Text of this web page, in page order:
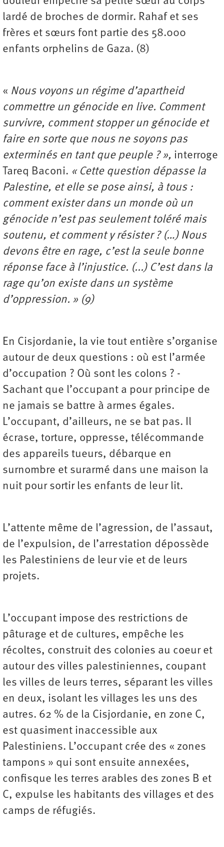
lardé de broches de dormir. Rahaf et ses
frères et sœurs font partie des 58.000
enfants orphelins de Gaza. (8)
« Nous voyons un régime d’apartheid
commettre un génocide en live. Comment
survivre, comment stopper un génocide et
faire en sorte que nous ne soyons pas
exterminés en tant que peuple ? », interroge
Tareq Baconi. « Cette question dépasse la
Palestine, et elle se pose ainsi, à tous :
comment exister dans un monde où un
génocide n’est pas seulement toléré mais
soutenu, et comment y résister ? (…) Nous
devons être en rage, c’est la seule bonne
réponse face à l’injustice. (...) C’est dans la
rage qu’on existe dans un système
d’oppression. » (9)
En Cisjordanie, la vie tout entière s’organise
autour de deux questions : où est l’armée
d’occupation ? Où sont les colons ? -
Sachant que l’occupant a pour principe de
ne jamais se battre à armes égales.
L’occupant, d’ailleurs, ne se bat pas. Il
écrase, torture, oppresse, télécommande
des appareils tueurs, débarque en
surnombre et surarmé dans une maison la
nuit pour sortir les enfants de leur lit.
L’attente même de l’agression, de l’assaut,
de l’expulsion, de l’arrestation dépossède
les Palestiniens de leur vie et de leurs
projets.
L’occupant impose des restrictions de
pâturage et de cultures, empêche les
récoltes, construit des colonies au coeur et
autour des villes palestiniennes, coupant
les villes de leurs terres, séparant les villes
en deux, isolant les villages les uns des
autres. 62 % de la Cisjordanie, en zone C,
est quasiment inaccessible aux
Palestiniens. L’occupant crée des « zones
tampons » qui sont ensuite annexées,
confisque les terres arables des zones B et
C, expulse les habitants des villages et des
camps de réfugiés.